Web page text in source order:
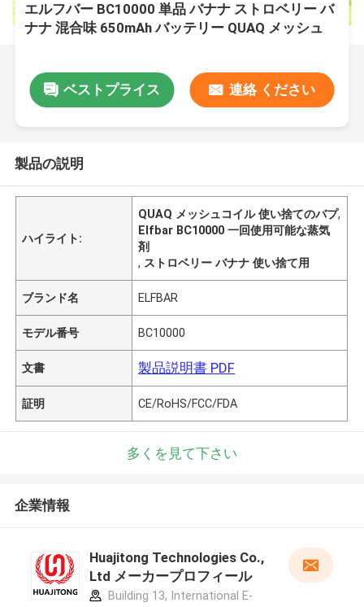
エルフバー BC10000 単品 バナナ ストロベリー バ
ナナ 混合味 650mAh バッテリー QUAQ メッシュ
ベストプライス 連絡 ください
製品の説明
ハイライト:
QUAQ メッシュコイル 使い捨てのバプ,
Elfbar BC10000 一回使用可能な蒸気
剤
, ストロベリー バナナ 使い捨て用
ブランド名 ELFBAR
モデル番号 BC10000
文書 製品説明書 PDF
証明 CE/RoHS/FCC/FDA
多くを見て下さい
企業情報
Huajitong Technologies Co.,
Ltd メーカープロフィール
Building 13, International E-